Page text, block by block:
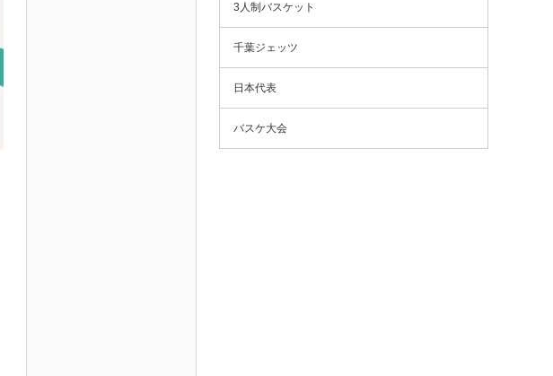
3人制バスケット
千葉ジェッツ
日本代表
バスケ大会